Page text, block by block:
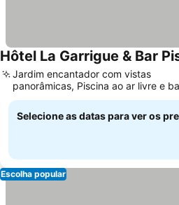
Hôtel La Garrigue & Bar
Jardim encantador com vistas
panorâmicas, Piscina ao ar livre e
na piscina
Selecione as datas para ver os
Escolha popular